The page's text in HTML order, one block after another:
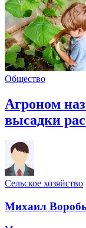
Общество
Агроном
высадки
Сельское хозяйство
Михаил